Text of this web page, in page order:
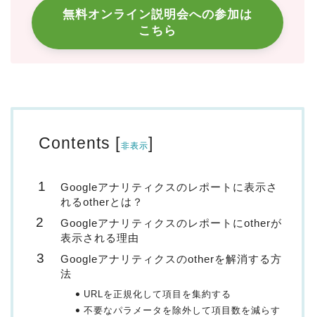
無料オンライン説明会への参加は
こちら
Contents [非表示]
Googleアナリティクスのレポートに表示さ
れるotherとは？
Googleアナリティクスのレポートにotherが
表示される理由
Googleアナリティクスのotherを解消する方
法
URLを正規化して項目を集約する
不要なパラメータを除外して項目数を減らす